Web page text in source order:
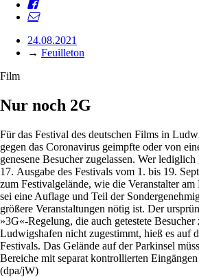
24.08.2021
→ Feuilleton
Film
Nur noch 2G
Für das Festival des deutschen Films in
gegen das Coronavirus geimpfte oder von
genesene Besucher zugelassen. Wer
17. Ausgabe des Festivals vom 1. bis 19.
zum Festivalgelände, wie die Veranstalter
sei eine Auflage und Teil der
größere Veranstaltungen nötig ist. Der
»3G«-Regelung, die auch getestete Besucher
Ludwigshafen nicht zugestimmt, hieß es auf
Festivals. Das Gelände auf der Parkinsel
Bereiche mit separat kontrollierten
(dpa/jW)